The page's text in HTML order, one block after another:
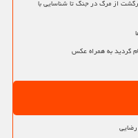
از مرگ در جنگ تا شناسایی با
گردید به همراه عکس
رضایی